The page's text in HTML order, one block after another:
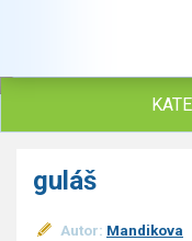
Polévky
guláš
Autor: Mandikova